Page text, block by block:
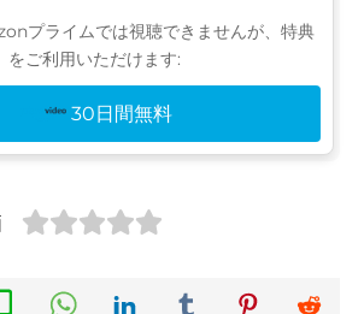
プライムでは視聴できませんが、特典
をご利用いただけます:
30日間無料